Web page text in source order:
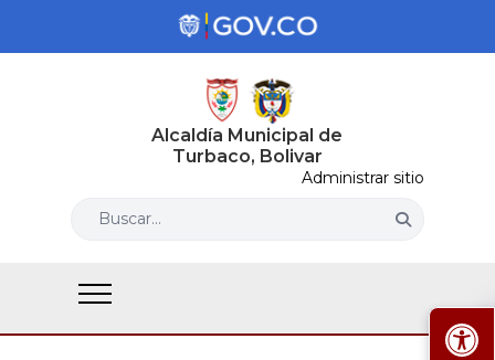
Alcaldía Municipal de
Turbaco, Bolivar
Administrar sitio
Buscar...